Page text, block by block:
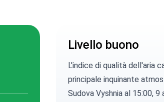
Livello buono
L'indice di qualità dell'aria
principale inquinante
Sudova Vyshnia al 15:00,